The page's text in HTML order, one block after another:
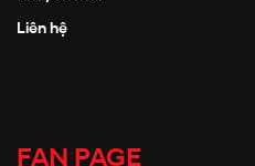
Liên hệ
FAN PAGE